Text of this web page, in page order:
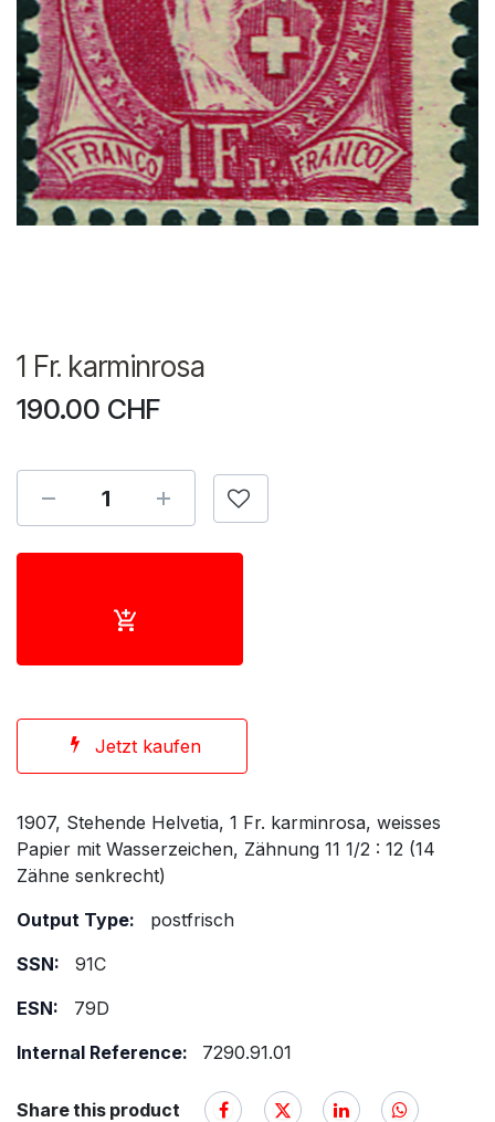
1 Fr. karminrosa
190.00 CHF
Jetzt kaufen
1907, Stehende Helvetia, 1 Fr. karminrosa, weisses
Papier mit Wasserzeichen, Zähnung 11 1/2 : 12 (14
Zähne senkrecht)
Output Type:
postfrisch
SSN:
91C
ESN:
79D
Internal Reference:
7290.91.01
Share this product